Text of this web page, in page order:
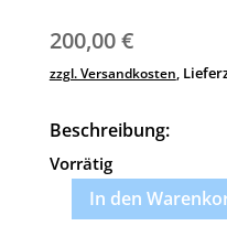
200,00€
zzgl. Versandkosten,
Beschreibung:
Vorrätig
Unikat
In den